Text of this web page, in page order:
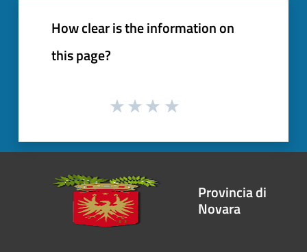
How clear is the information on
this page?
Provincia di
Novara